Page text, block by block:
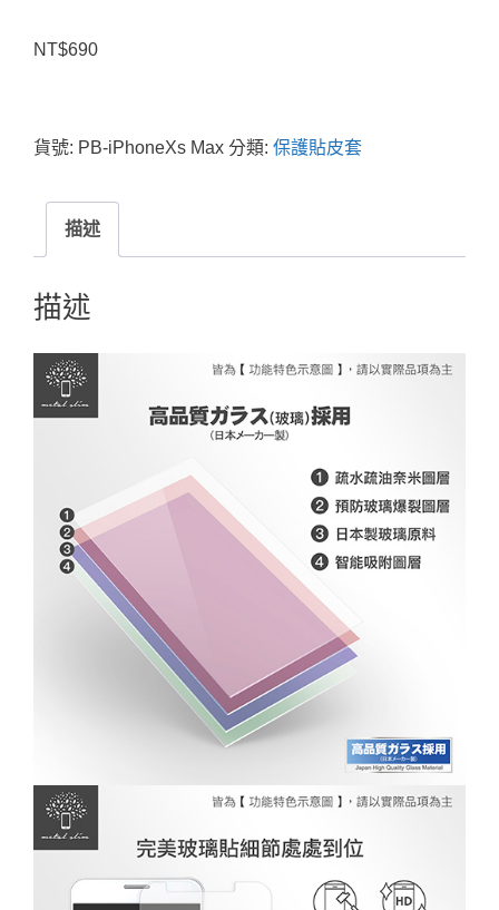
NT$690
貨號: PB-iPhoneXs Max 分類: 保護貼皮套
描述
描述